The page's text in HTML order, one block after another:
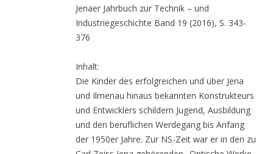
Jenaer Jahrbuch zur Technik – und
Industriegeschichte Band 19 (2016), S. 343-
376
Inhalt:
Die Kinder des erfolgreichen und über Jena
und Ilmenau hinaus bekannten Konstrukteurs
und Entwicklers schildern Jugend, Ausbildung
und den beruflichen Werdegang bis Anfang
der 1950er Jahre. Zur NS-Zeit war er in den zu